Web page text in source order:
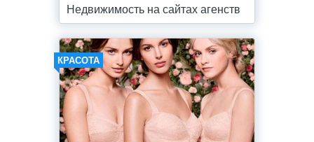
Недвижимость на сайтах агенств
КРАСОТА